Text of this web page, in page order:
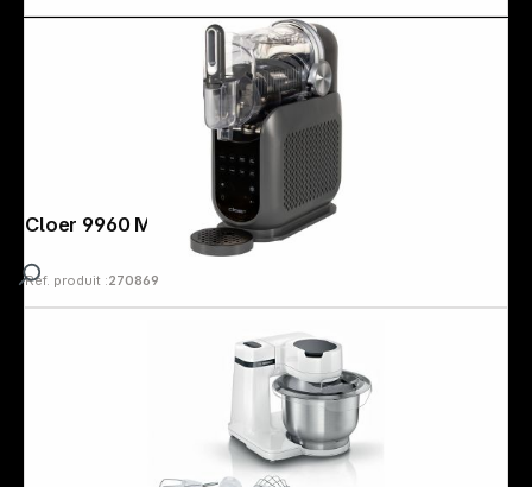
Cloer 9960 Machine à granités
Réf. produit :270869